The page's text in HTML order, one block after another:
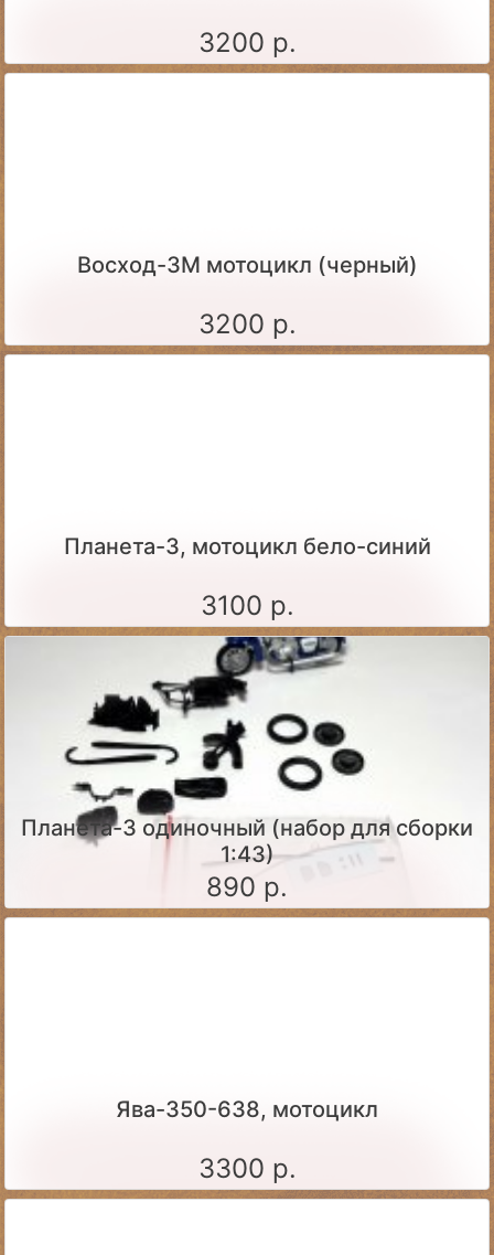
3200 р.
Восход-3М мотоцикл (черный)
3200 р.
Планета-3, мотоцикл бело-синий
3100 р.
Планета-3 одиночный (набор для сборки
1:43)
890 р.
Ява-350-638, мотоцикл
3300 р.